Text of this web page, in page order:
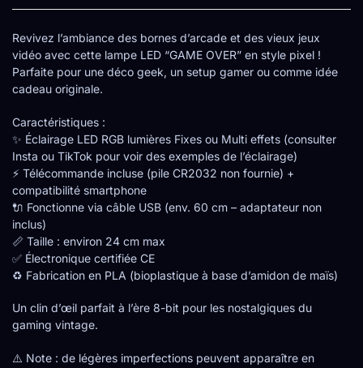
Revivez l’ambiance des bornes d’arcade et des vieux jeux
vidéo avec cette lampe LED “GAME OVER” en style pixel !
Parfaite pour une déco geek, un setup gamer ou comme idée
cadeau originale.
Caractéristiques :
✨ Éclairage LED RGB lumières Fixes ou Multi effets (consulter
Insta ou TikTok pour voir des exemples de l’éclairage)
⚡ Télécommande incluse (pile CR2032 non fournie) +
compatibilité smartphone
🔌 Fonctionne via câble USB (env. 60 cm – adaptateur non
inclus)
📏 Taille : environ 24 cm max
✅ Électronique certifiée CE
♻️ Fabrication en PLA (bioplastique à base d’amidon de maïs)
Un clin d’œil parfait à l’ère 8-bit pour les nostalgiques du
gaming vintage.
⚠️ Note : de légères imperfections peuvent apparaître en